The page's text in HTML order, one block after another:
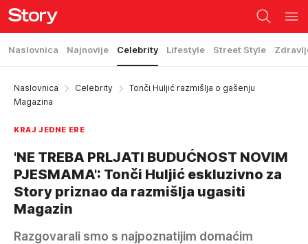
Naslovnica Najnovije Celebrity Lifestyle Street Style
Naslovnica Celebrity
Tonči Huljić razmišlja o gašenju
Magazina
KRAJ JEDNE ERE
'NE TREBA PRLJATI BUDUĆNOST NOVIM
PJESMAMA': Tonči Huljić eskluzivno za
Story priznao da razmišlja ugasiti
Magazin
Razgovarali smo s najpoznatijim domaćim